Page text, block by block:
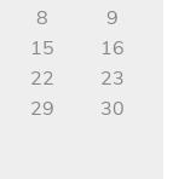
8
9
15
16
22
23
29
30